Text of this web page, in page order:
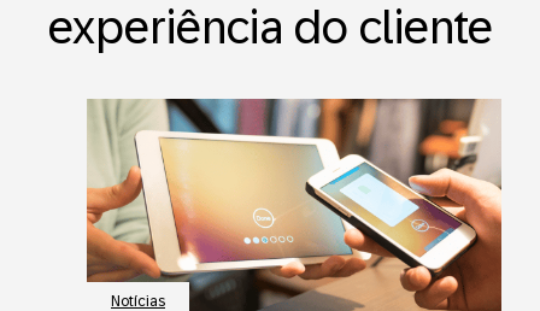
experiência do cliente
Notícias